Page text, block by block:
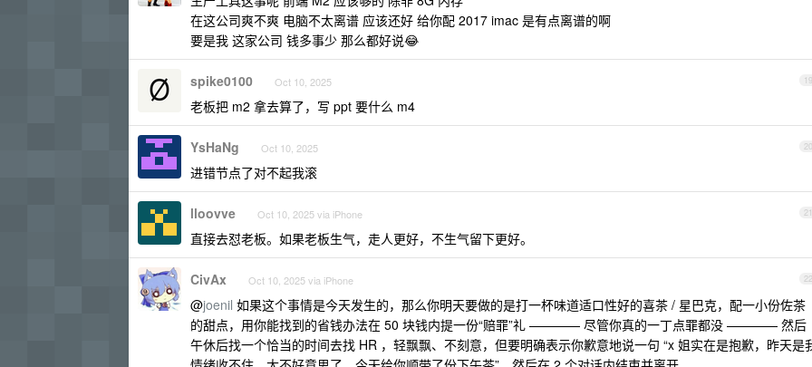
在这公司爽不爽 电脑不太离谱 应该还好 给你配 2017 imac 是有点离谱的啊
要是我 这家公司 钱多事少 那么都好说😂
19
spike0100 Oct 10, 2025
老板把 m2 拿去算了，写 ppt 要什么 m4
20
YsHaNg Oct 10, 2025
进错节点了对不起我滚
21
lloovve Oct 10, 2025 via iPhone
直接去怼老板。如果老板生气，走人更好，不生气留下更好。
22
CivAx Oct 10, 2025 via iPhone
@joenil 如果这个事情是今天发生的，那么你明天要做的是打一杯味道适口性好的喜茶 / 星巴克，配一小份佐茶
的甜点，用你能找到的省钱办法在 50 块钱内提一份“赔罪”礼 ———— 尽管你真的一丁点罪都没 ———— 然后
午休后找一个恰当的时间去找 HR ，轻飘飘、不刻意，但要明确表示你歉意地说一句 “x 姐实在是抱歉，昨天是